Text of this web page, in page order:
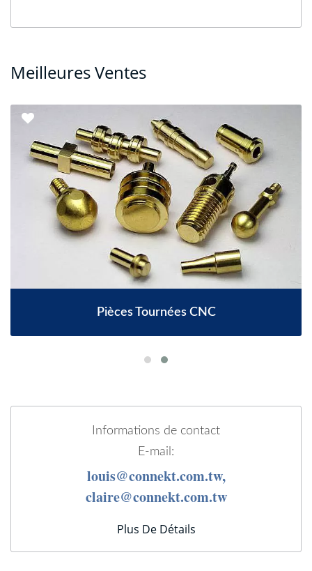
Meilleures Ventes
Pièces Tournées CNC
Informations de contact
E-mail:
louis@connekt.com.tw,
claire@connekt.com.tw
Plus De Détails